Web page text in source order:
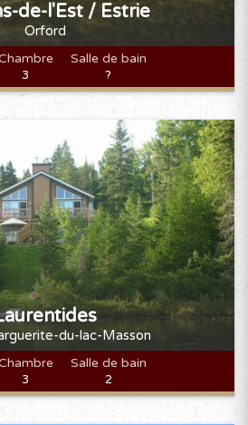
de-l'Est / Estrie
Orford
3
Salle de bain
?
du-lac-Masson
3
Salle de bain
2